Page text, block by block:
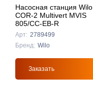
Насосная станция Wilo
COR-2 Multivert MVIS
805/CC-EB-R
Арт: 2789499
Бренд: Wilo
Заказать